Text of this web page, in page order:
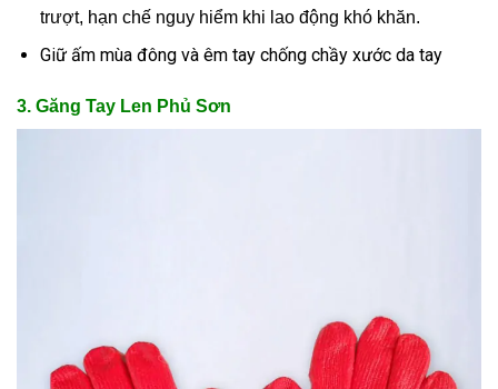
trượt, hạn chế nguy hiểm khi lao động khó khăn.
Giữ ấm mùa đông và êm tay chống chầy xước da tay
3. Găng Tay Len Phủ Sơn